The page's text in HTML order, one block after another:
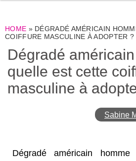
HOME » DÉGRADÉ AMÉRICAIN
COIFFURE MASCULINE À ADOPTER ?
Dégradé
quelle est cette
masculine à
Sabine
Dégradé américain